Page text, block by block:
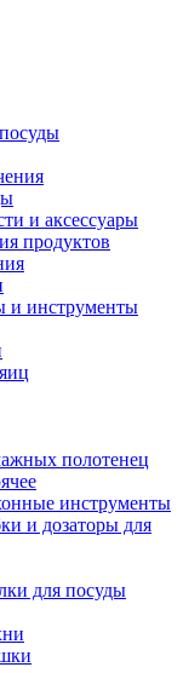
и аксессуары
продуктов
и инструменты
полотенец
инструменты
и дозаторы для
для посуды